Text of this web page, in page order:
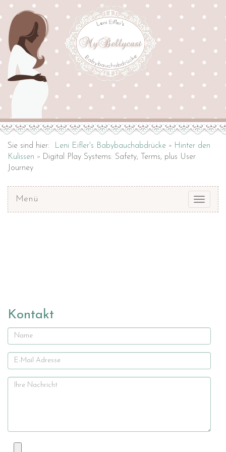
Sie sind hier: Leni Eifler's Babybauchabdrücke
Hinter den
Kulissen
Digital Play Systems: Safety, Terms, plus User
Journey
Toggle
Menü
Kontakt
Name
E-
Mail
Ihre
Datei